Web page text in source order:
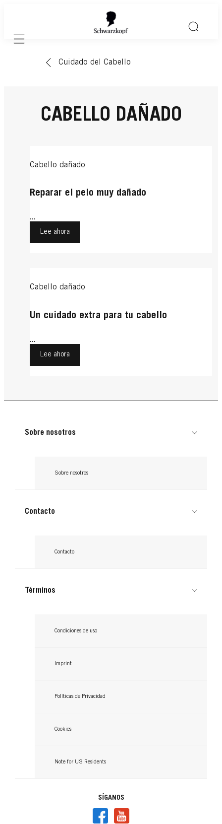
Mobile navigation
Cuidado del Cabello
CABELLO DAÑADO
Cabello dañado
Reparar el pelo muy dañado
...
Lee ahora
Cabello dañado
Un cuidado extra para tu cabello
...
Lee ahora
Sobre nosotros
Sobre nosotros
Contacto
Contacto
Términos
Condiciones de uso
Imprint
Políticas de Privacidad
Cookies
Note for US Residents
SÍGANOS